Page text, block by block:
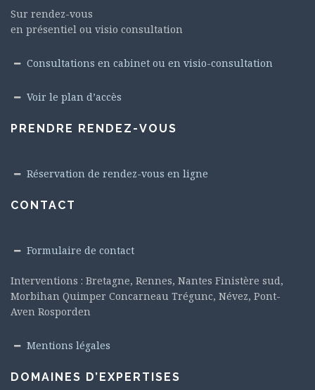
Sur rendez-vous
en présentiel ou visio consultation
Consultations en cabinet ou en visio-consultation
Voir le plan d’accès
PRENDRE RENDEZ-VOUS
Réservation de rendez-vous en ligne
CONTACT
Formulaire de contact
Interventions : Bretagne, Rennes, Nantes Finistère sud,
Morbihan Quimper Concarneau Trégunc, Névez, Pont-
Aven Rosporden
Mentions légales
DOMAINES D’EXPERTISES